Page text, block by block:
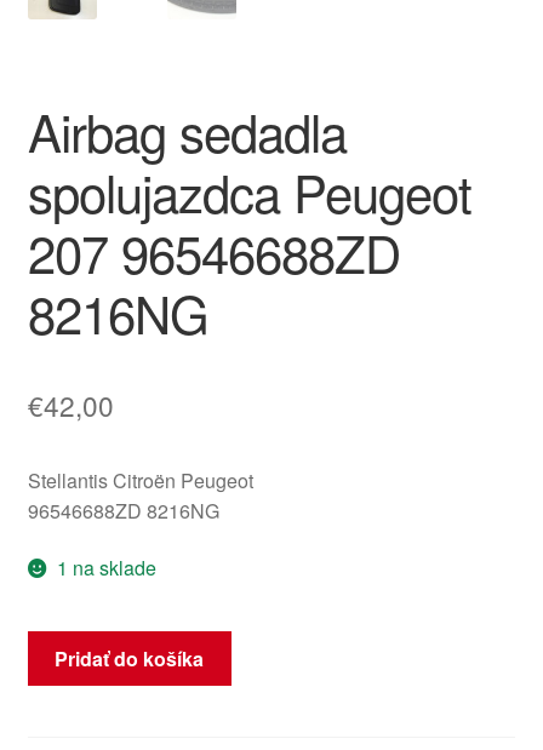
Reklamace
Reklamačný poriadok
Airbag sedadla
spolujazdca Peugeot
207 96546688ZD
8216NG
€42,00
Stellantis Citroën Peugeot
96546688ZD 8216NG
1 na sklade
množstvo
Airbag
Pridať do košíka